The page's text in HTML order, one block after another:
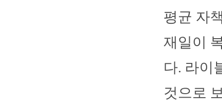
평균 자
재일이
다. 라이
것으로